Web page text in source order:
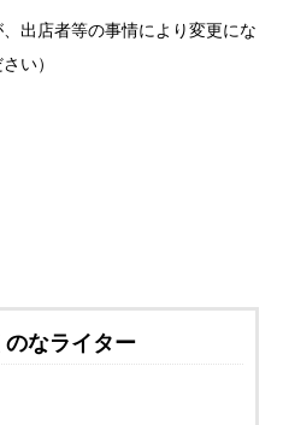
出店者等の事情により変更にな
い）
のなライター